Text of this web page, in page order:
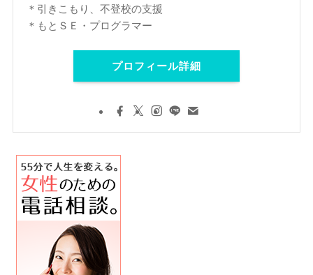
＊引きこもり、不登校の支援
＊もとＳＥ・プログラマー
プロフィール詳細